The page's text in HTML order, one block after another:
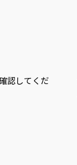
認してくだ